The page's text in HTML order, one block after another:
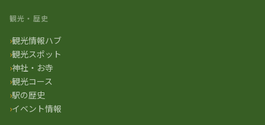
観光・歴史
観光情報ハブ
観光スポット
神社・お寺
観光コース
駅の歴史
イベント情報